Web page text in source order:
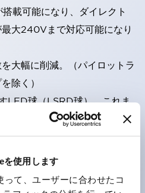
を使用します
て、ユーザーに合わせたコ
載可能になり、ダイレクト
大240Vまで対応可能になり
大幅に削減。（パイロットラ
除く）
LED球（LSRD球）。これま
球を、1色のLED球で各色
た。
証品。